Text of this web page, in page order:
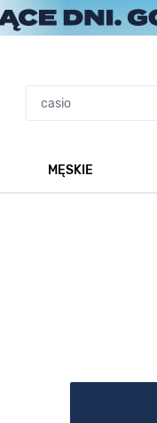
MĘSKIE